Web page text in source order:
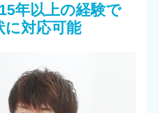
年以上の経験で
に対応可能